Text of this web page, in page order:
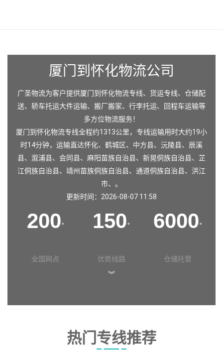
厦门到怀化物流公司
广圣物流为客户提供厦门到怀化物流专线、货运专线、仓储配
送、轿车托运大件运输、搬厂搬家、行李托运、回程车运输等
多方位物流服务！
厦门到怀化物流专线全程约1313公里，专线运输用时大约19小
时14分钟，运输直达怀化、 鹤城区、 中方县、 沅陵县、 辰溪
县、 溆浦县、 会同县、 麻阳苗族自治县、 新晃侗族自治县、 芷
江侗族自治县、 靖州苗族侗族自治县、 通道侗族自治县、 洪江
市、。
更新时间：2026-08-07 11:58
200+
全国网点
150+
优势线路
6000+
仓储托管
︾
热门专线推荐